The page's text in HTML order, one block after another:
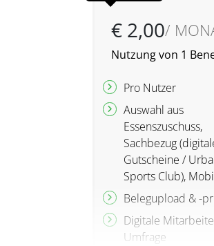
€ 2,00/
Nutzung von 1
Pro Nutzer
Auswahl aus
Essenszuschuss,
Sachbezug
Gutscheine /
Sports Club),
Belegupload & -
Digitale
Umfrage